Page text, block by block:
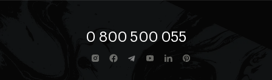
0 800 500 055